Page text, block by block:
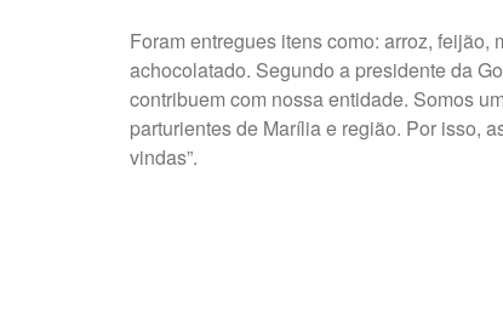
Foram entregues itens como: arroz,
achocolatado. Segundo a presidente da
contribuem com nossa entidade. Somos
parturientes de Marília e região. Por isso,
vindas”.